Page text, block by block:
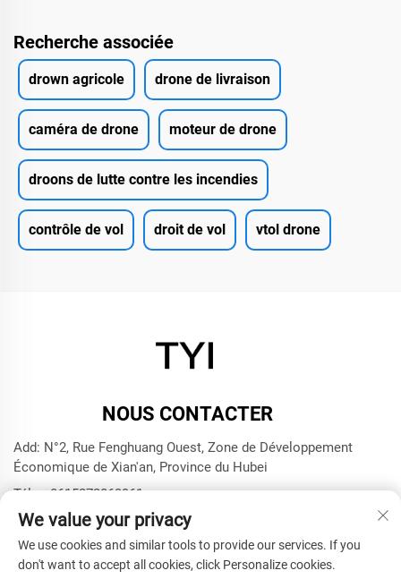
Recherche associée
drown agricole drone de livraison
caméra de drone moteur de drone
droons de lutte contre les incendies
contrôle de vol droit de vol vtol drone
NOUS CONTACTER
Add: N°2, Rue Fenghuang Ouest, Zone de Développement
Économique de Xian'an, Province du Hubei
Tél. :+8615272063961
E-mail :[email protected]
We value your privacy
We use cookies and similar tools to provide our services. If you
don't want to accept all cookies, click Personalize cookies.